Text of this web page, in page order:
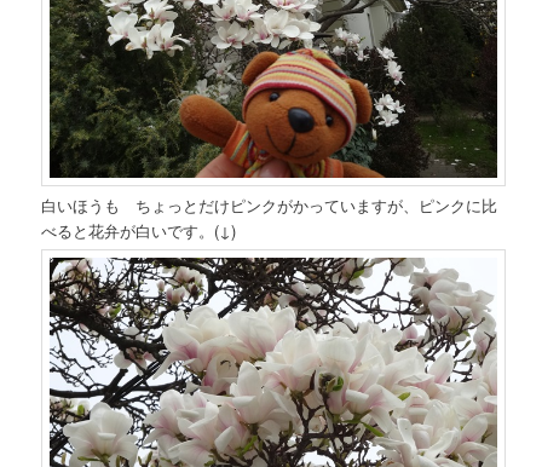
白いほうも ちょっとだけピンクがかっていますが、ピンクに比
べると花弁が白いです。(↓)